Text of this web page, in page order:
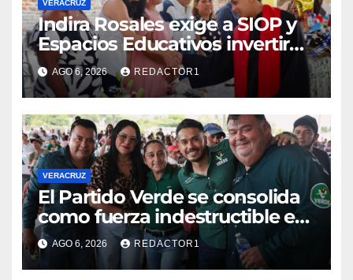
VERACRUZ
Indira Rosales exige a SIOP y
Espacios Educativos invertir
760 millones de pesos en
obras para escuelas de
Veracruz
AGO 6, 2026 REDACTOR1
VERACRUZ
​El Partido Verde se consolida
como fuerza indestructible en
la zona norte de Veracruz
AGO 6, 2026 REDACTOR1